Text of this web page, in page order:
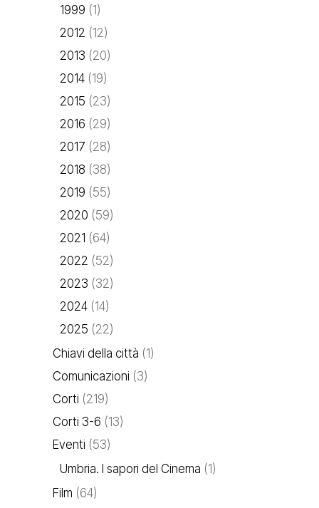
1999 (1)
2012 (12)
2013 (20)
2014 (19)
2015 (23)
2016 (29)
2017 (28)
2018 (38)
2019 (55)
2020 (59)
2021 (64)
2022 (52)
2023 (32)
2024 (14)
2025 (22)
Chiavi della città (1)
Comunicazioni (3)
Corti (219)
Corti 3-6 (13)
Eventi (53)
Umbria. I sapori del Cinema (1)
Film (64)